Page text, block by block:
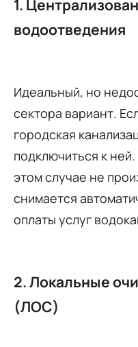
1.
водоотведения
Идеальный, но
сектора вариант.
городская
подключиться к
этом случае не
снимается
оплаты услуг
2. Локальные
(ЛОС)